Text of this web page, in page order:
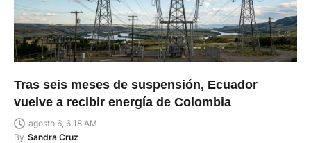
Tras seis meses de suspensión, Ecuador
vuelve a recibir energía de Colombia
agosto 6, 6:18 AM
By Sandra Cruz